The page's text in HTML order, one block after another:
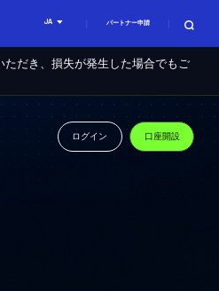
JA パートナー申請
だき、損失が発生した場合でもご
ログイン 口座開設